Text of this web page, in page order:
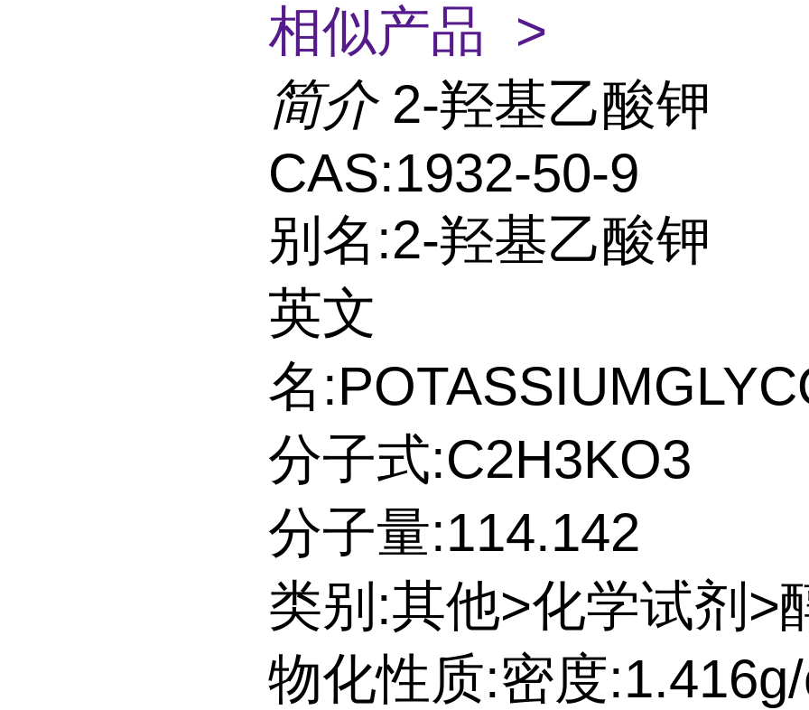
相似产品 >
简介 2-羟基乙酸钾
CAS:1932-50-9
别名:2-羟基乙酸钾
英文
名
分子式:C2H3KO3
分子量:114.142
类别:其他>化学试剂>
物化性质:密度